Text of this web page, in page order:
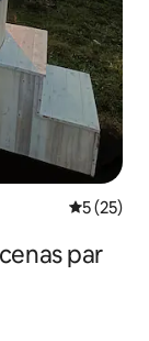
Vidējais
5 (25)
par